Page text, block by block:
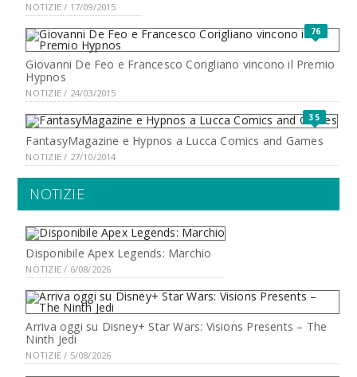
NOTIZIE / 17/09/2015
76
Giovanni De Feo e Francesco Corigliano vincono il Premio
Hypnos
NOTIZIE / 24/03/2015
35
FantasyMagazine e Hypnos a Lucca Comics and Games
NOTIZIE / 27/10/2014
NOTIZIE
Disponibile Apex Legends: Marchio
NOTIZIE / 6/08/2026
Arriva oggi su Disney+ Star Wars: Visions Presents – The
Ninth Jedi
NOTIZIE / 5/08/2026